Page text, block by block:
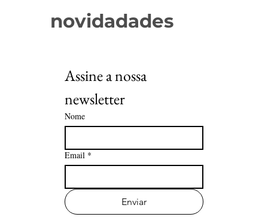
novidadades
Assine a nossa
newsletter
Nome
Email *
Enviar